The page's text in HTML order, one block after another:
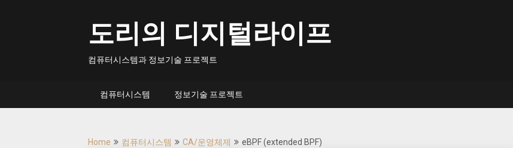
도리의 디지털라이프
컴퓨터시스템과 정보기술 프로젝트
컴퓨터시스템 정보기술 프로젝트
Home 컴퓨터시스템 CA/운영체제 eBPF (extended BPF)